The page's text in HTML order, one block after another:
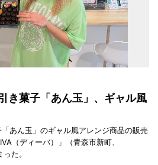
き菓子「あん玉」、ギャル風
あん玉」のギャル風アレンジ商品の販売
（ディーバ）」（青森市新町、
た。